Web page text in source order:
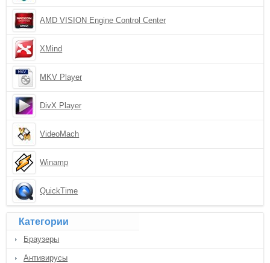
AMD VISION Engine Control Center
XMind
MKV Player
DivX Player
VideoMach
Winamp
QuickTime
Категории
Браузеры
Антивирусы